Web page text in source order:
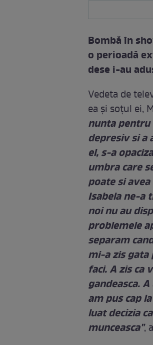
Bombă în
o perioadă
dese i-au
Vedeta de
ea şi soţul ei,
nunta pentru
depresiv si a
el, s-a
umbra care
poate si
Isabela ne-a
noi nu au
problemele
separam
mi-a zis gata
faci. A zis ca
gandeasca.
am pus cap
luat decizia
munceasca",